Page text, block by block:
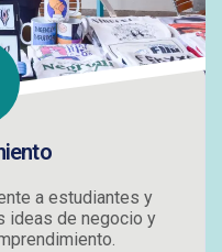
a estudiantes y
ideas de negocio y